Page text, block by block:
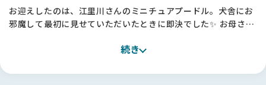
お迎えしたのは、江里川さんのミニチュアプードル。犬舎にお
邪魔して最初に見せていただいたときに即決でした✨ お母さん
みんな健康で穏やか。「本当にすごくいい環境で育てていらっ
続き